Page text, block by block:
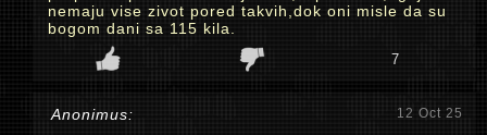
nemaju vise zivot pored takvih,dok oni misle da su
bogom dani sa 115 kila.
7
Anonimus: 12 Oct 25